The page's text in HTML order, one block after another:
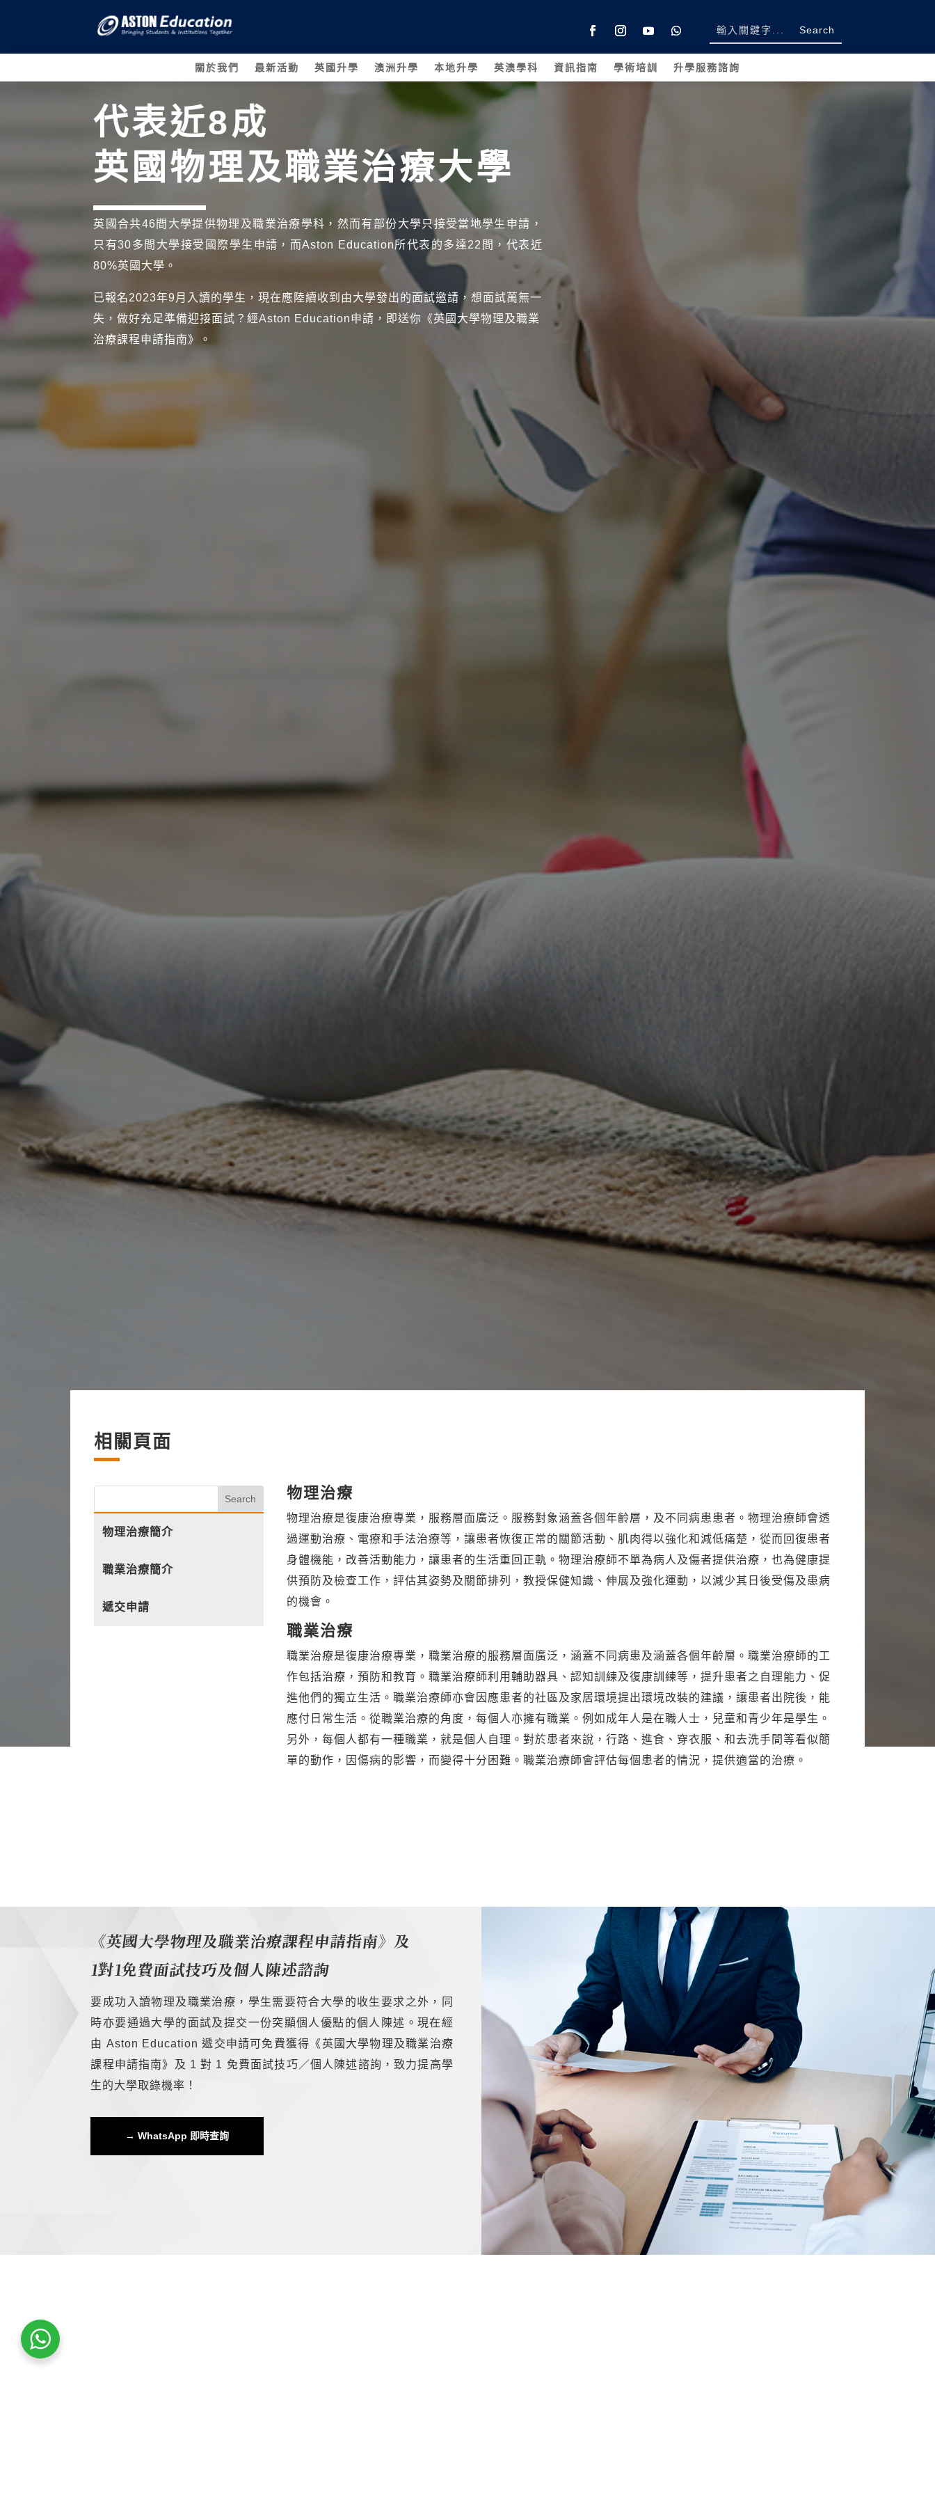
關於我們 最新活動 英國升學 澳洲升學 本地升學 英澳學科 資訊指南 學術培訓 升學服務諮詢
代表近8成
英國物理及職業治療大學
英國合共46間大學提供物理及職業治療學科，然而有部份大學只接受當地學生申請，
只有30多間大學接受國際學生申請，而Aston Education所代表的多達22間，代表近
80%英國大學。
已報名2023年9月入讀的學生，現在應陸續收到由大學發出的面試邀請，想面試萬無一
失，做好充足準備迎接面試？經Aston Education申請，即送你《英國大學物理及職業
治療課程申請指南》。
相關頁面
物理治療簡介
職業治療簡介
遞交申請
物理治療
物理治療是復康治療專業，服務層面廣泛。服務對象涵蓋各個年齡層，及不同病患患者。物理治療師會透
過運動治療、電療和手法治療等，讓患者恢復正常的關節活動、肌肉得以強化和減低痛楚，從而回復患者
身體機能，改善活動能力，讓患者的生活重回正軌。 物理治療師不單為病人及傷者提供治療，也為健康提
供預防及檢查工作，評估其姿勢及關節排列，教授保健知識、伸展及強化運動，以減少其日後受傷及患病
的機會。
職業治療
職業治療是復康治療專業，職業治療的服務層面廣泛，涵蓋不同病患及涵蓋各個年齡層。職業治療師的工
作包括治療，預防和教育。職業治療師利用輔助器具、認知訓練及復康訓練等，提升患者之自理能力、促
進他們的獨立生活。職業治療師亦會因應患者的社區及家居環境提出環境改裝的建議，讓患者出院後，能
應付日常生活。從職業治療的角度，每個人亦擁有職業。例如成年人是在職人士，兒童和青少年是學生。
另外，每個人都有一種職業，就是個人自理。對於患者來說，行路、進食、穿衣服、和去洗手間等看似簡
單的動作，因傷病的影響，而變得十分困難。職業治療師會評估每個患者的情況，提供適當的治療。
《英國大學物理及職業治療課程申請指南》及
1對1免費面試技巧及個人陳述諮詢
要成功入讀物理及職業治療，學生需要符合大學的收生要求之外，同
時亦要通過大學的面試及提交一份突顯個人優點的個人陳述。現在經
由 Aston Education 遞交申請可免費獲得《英國大學物理及職業治療
課程申請指南》及 1 對 1 免費面試技巧／個人陳述諮詢，致力提高學
生的大學取錄機率！
→ WhatsApp 即時查詢